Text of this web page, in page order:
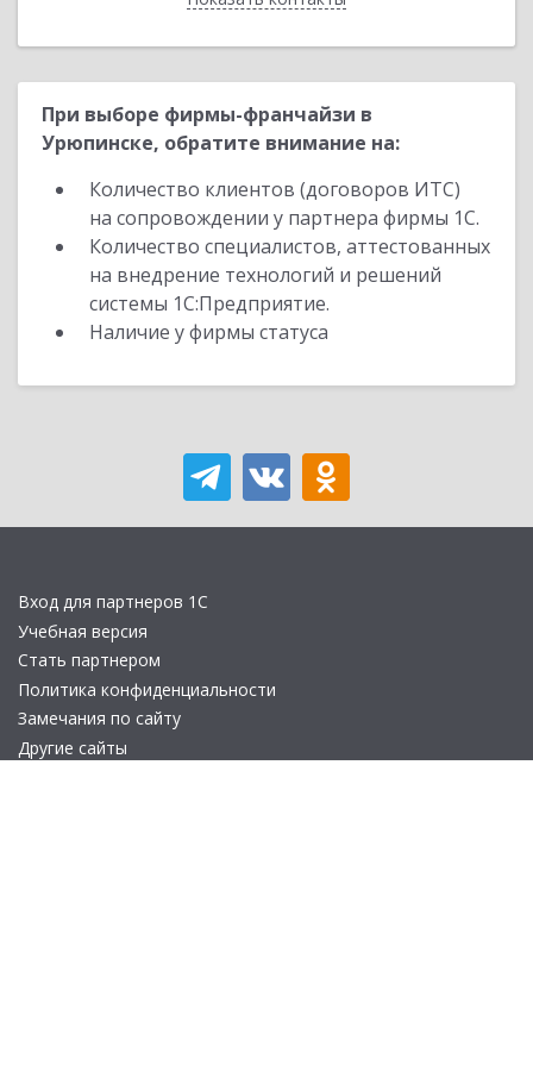
При выборе фирмы-франчайзи в
Урюпинске, обратите внимание на:
Количество клиентов (договоров ИТС)
на сопровождении у партнера фирмы 1С.
Количество специалистов, аттестованных
на внедрение технологий и решений
системы 1С:Предприятие.
Наличие у фирмы статуса
Вход для партнеров 1С
Учебная версия
Стать партнером
Политика конфиденциальности
Замечания по сайту
Другие сайты